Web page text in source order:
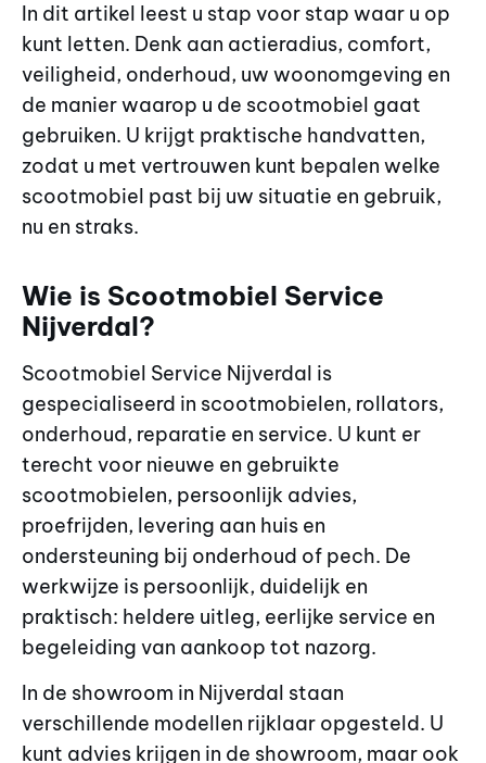
In dit artikel leest u stap voor stap waar u op
kunt letten. Denk aan actieradius, comfort,
veiligheid, onderhoud, uw woonomgeving en
de manier waarop u de scootmobiel gaat
gebruiken. U krijgt praktische handvatten,
zodat u met vertrouwen kunt bepalen welke
scootmobiel past bij uw situatie en gebruik,
nu en straks.
Wie is Scootmobiel Service
Nijverdal?
Scootmobiel Service Nijverdal is
gespecialiseerd in scootmobielen, rollators,
onderhoud, reparatie en service. U kunt er
terecht voor nieuwe en gebruikte
scootmobielen, persoonlijk advies,
proefrijden, levering aan huis en
ondersteuning bij onderhoud of pech. De
werkwijze is persoonlijk, duidelijk en
praktisch: heldere uitleg, eerlijke service en
begeleiding van aankoop tot nazorg.
In de showroom in Nijverdal staan
verschillende modellen rijklaar opgesteld. U
kunt advies krijgen in de showroom, maar ook